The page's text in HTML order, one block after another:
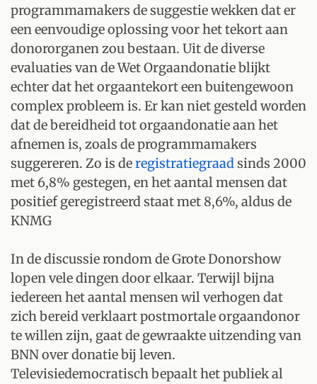
programmamakers de suggestie wekken dat er
een eenvoudige oplossing voor het tekort aan
donororganen zou bestaan. Uit de diverse
evaluaties van de Wet Orgaandonatie blijkt
echter dat het orgaantekort een buitengewoon
complex probleem is. Er kan niet gesteld worden
dat de bereidheid tot orgaandonatie aan het
afnemen is, zoals de programmamakers
suggereren. Zo is deregistratiegraadsinds 2000
met 6,8% gestegen, en het aantal mensen dat
positief geregistreerd staat met 8,6%, aldus de
KNMG
In de discussie rondom de Grote Donorshow
lopen vele dingen door elkaar. Terwijl bijna
iedereen het aantal mensen wil verhogen dat
zich bereid verklaart postmortale orgaandonor
te willen zijn, gaat de gewraakte uitzending van
BNN over donatie bij leven.
Televisiedemocratisch bepaalt het publiek al